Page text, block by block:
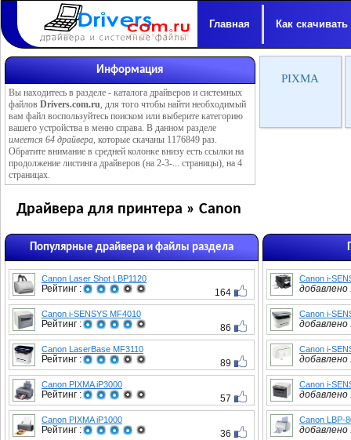
Главная Как скачивать
Информация
Вы находитесь в разделе - каталога драйверов и системных
файлов Drivers.com.ru, для того чтобы найти необходимый
вам файл воспользуйтесь поиском или выберите категорию
вашего устройства в меню справа. В данном разделе
имеется 64 драйвера, которые скачаны 1176849 раз.
Обратите внимание в средней колонке внизу есть ссылки на
продолжение листинга драйверов (на 2-3-... страницы), на 4
страницах.
PIXMA
Драйвера для принтера » Canon
Популярные драйвера и файлы раздела
Canon Laser Shot LBP1120
Рейтинг : 164
Canon i-SENSYS MF4010
Рейтинг : 86
Canon LaserBase MF3110
Рейтинг : 89
Canon PIXMA iP3000
Рейтинг : 57
Canon PIXMA iP1000
Рейтинг : 36
Canon i-
добавлено
Canon i-
добавлено
Canon i-
добавлено
Canon i-
добавлено
Canon LBP-
добавлено